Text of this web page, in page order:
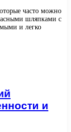
часто можно
шляпками с
и легко
и